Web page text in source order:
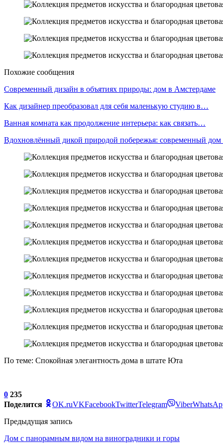
Похожие сообщения
Современный дизайн в объятиях природы: дом в Амстердаме
Как дизайнер преобразовал для себя маленькую студию в…
Ванная комната как продолжение интерьера: как связать…
Вдохновлённый дикой природой побережья: современный
По теме: Спокойная элегантность дома в штате Юта
0 235
Поделится
OK.ruVKFacebookTwitterTelegram Viber
Предыдущая запись
Дом с панорамным видом на виноградники и горы